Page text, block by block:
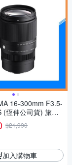
16-300mm F3.5-
(恆伸公司貨) 旅遊
$21,990
加入購物車